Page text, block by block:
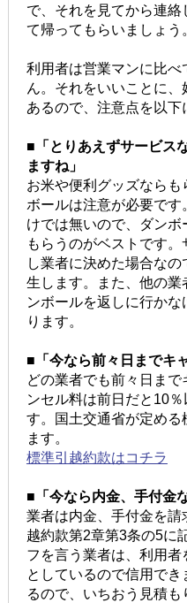
で、それを見てから連絡
て帰ってもらいましょう
利用者は営業マンに比
ん。それをいいことに
あるので、注意点を以下
■「とりあえずサービス
ますね」
お米や便利グッズなら
ボールは注意が必要で
けでは無いので、ダン
もらうのがベストです
し業者に決めた場合な
生します。また、他の
ンボールを返しに行か
ります。
■「今なら前々日までキ
どの業者でも前々日ま
ンセル料は前日だと10
す。国土交通省が定め
ます。
標準引越約款はコチラ
■「今なら内金、手付金
業者は内金、手付金を請
越約款第2章第3条の5に
フを言う業者は、利用者
としているので信用で
るので、いちおう見積も